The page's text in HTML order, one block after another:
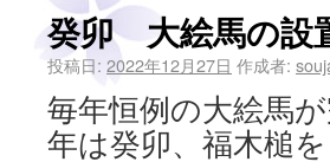
癸卯 大絵馬の設
投稿日: 2022年12月27日 作成者:
毎年恒例の大絵馬
年は癸卯、福木槌